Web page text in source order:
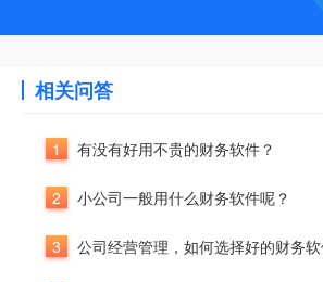
相关问答
1 有没有好用不贵的财务软件？
2 小公司一般用什么财务软件呢？
3 公司经营管理，如何选择好的财务软